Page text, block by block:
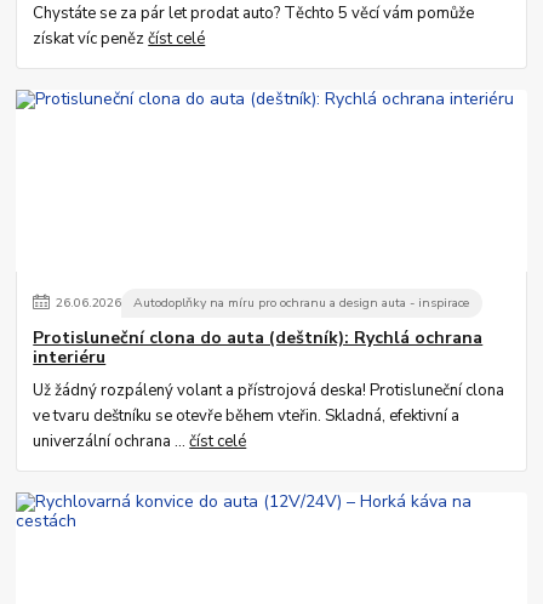
Chystáte se za pár let prodat auto? Těchto 5 věcí vám pomůže
získat víc penězčíst celé
26.06.2026 Autodoplňky na míru pro ochranu a design auta - inspirace
Protisluneční clona do auta (deštník): Rychlá ochrana
interiéru
Už žádný rozpálený volant a přístrojová deska! Protisluneční clona
ve tvaru deštníku se otevře během vteřin. Skladná, efektivní a
univerzální ochrana ...číst celé